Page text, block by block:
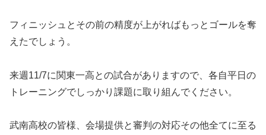
フィニッシュとその前の精度が上がればもっとゴールを奪
えたでしょう。
来週11/7に関東一高との試合がありますので、各自平日の
トレーニングでしっかり課題に取り組んでください。
武南高校の皆様、会場提供と審判の対応その他全てに至る